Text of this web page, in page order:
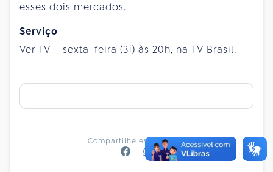
esses dois mercados.
Serviço
Ver TV – sexta-feira (31) às 20h, na TV Brasil.
Compartilhe essa notícia